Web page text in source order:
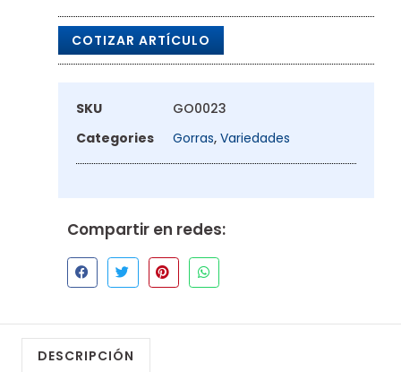
COTIZAR ARTÍCULO
SKU
GO0023
Categories
Gorras, Variedades
Compartir en redes:
DESCRIPCIÓN